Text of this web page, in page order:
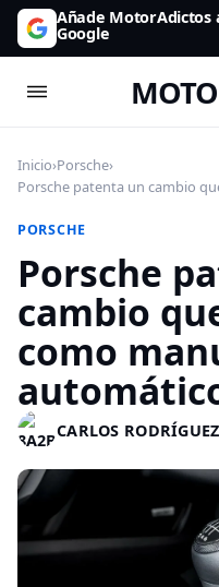
Añade MotorAdictos
Google
Inicio›Porsche›
Porsche patenta un cambio
PORSCHE
Porsche
cambio
como
CARLOS RODRÍGUEZ